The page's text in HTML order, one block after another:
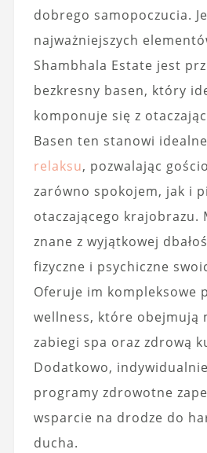
dobrego samopoczucia.
najważniejszych
Shambhala Estate jest
bezkresny basen, który
komponuje się z
Basen ten stanowi idealne
relaksu, pozwalając
zarówno spokojem, jak i
otaczającego krajobrazu.
znane z wyjątkowej
fizyczne i psychiczne
Oferuje im kompleksowe
wellness, które obejmują
zabiegi spa oraz zdrową
Dodatkowo,
programy zdrowotne
wsparcie na drodze do
ducha.